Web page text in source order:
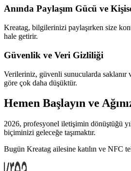
Anında Paylaşım Gücü ve
Kreatag, bilgilerinizi paylaşırken size
hale getirir.
Güvenlik ve Veri Gizliliği
Verileriniz, güvenli sunucularda saklanır
göre çok daha düşüktür.
Hemen Başlayın ve
2026, profesyonel iletişimin dönüştüğü
biçiminizi geleceğe taşımaktır.
Bugün Kreatag ailesine katılın ve NFC